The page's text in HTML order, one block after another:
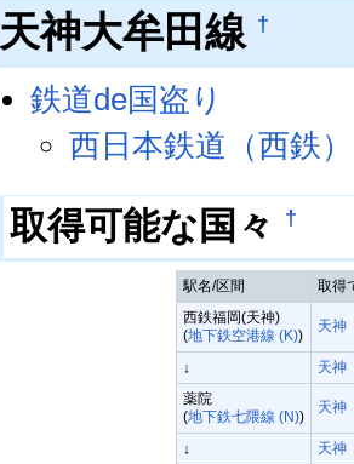
天神大牟田線 †
鉄道de国盗り
西日本鉄道（西鉄）
取得可能な国々 †
駅名/区間
取得
西鉄福岡(天神)
(地下鉄空港線 (K))
天神
↓
天神
薬院
(地下鉄七隈線 (N))
天神
↓
天神